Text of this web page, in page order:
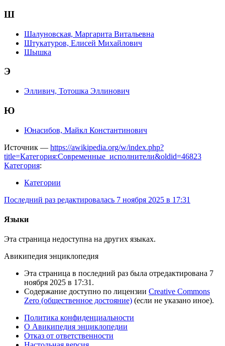
Ш
Шалуновская, Маргарита Витальевна
Штукатуров, Елисей Михайлович
Шышка
Э
Элливич, Тотошка Эллинович
Ю
Юнасибов, Майкл Константинович
Источник — https://awikipedia.org/w/index.php?
title=Категория:Современные_исполнители&oldid=46823
Категория:
Категории
Последний раз редактировалась 7 ноября 2025 в 17:31
Языки
Эта страница недоступна на других языках.
Авикипедия энциклопедия
Эта страница в последний раз была отредактирована 7
ноября 2025 в 17:31.
Содержание доступно по лицензии Creative Commons
Zero (общественное достояние) (если не указано иное).
Политика конфиденциальности
О Авикипедия энциклопедии
Отказ от ответственности